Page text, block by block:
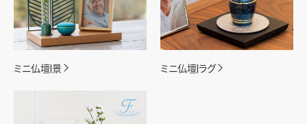
ミニ仏壇|景 ミニ仏壇|ラグ